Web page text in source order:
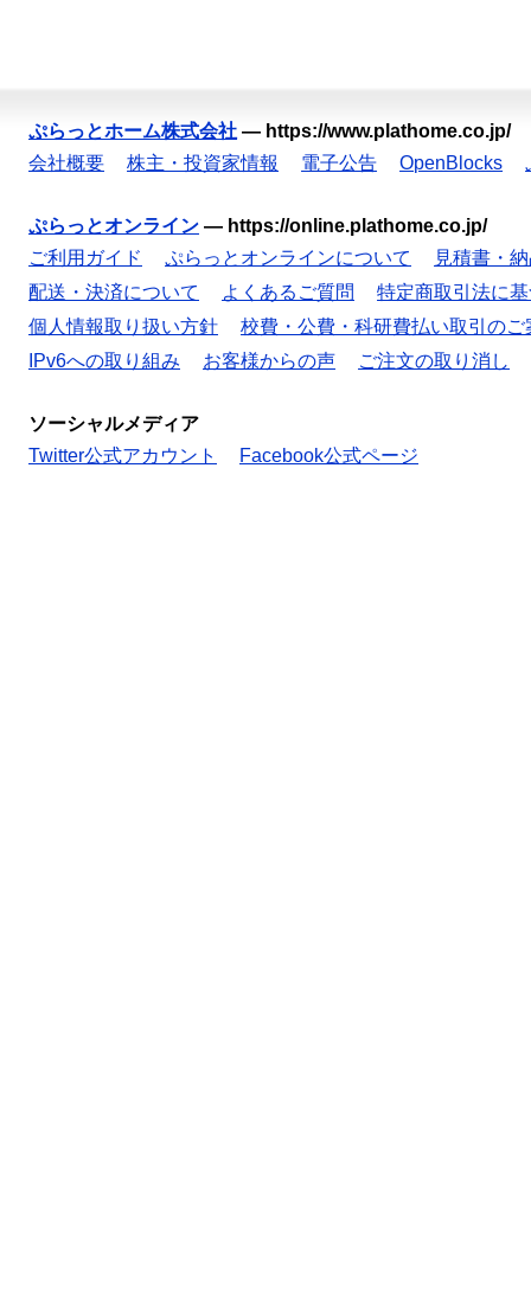
ぷらっとホーム株式会社 — https://www.plathome.co.jp/
会社概要
株主・投資家情報 電子公告 OpenBlocks
ぷらっとオンライン — https://online.plathome.co.jp/
ご利用ガイド
ぷらっとオンラインについて
見積書・
配送・決済について
よくあるご質問
特定商取引法に
個人情報取り扱い方針
校費・公費・科研費払い取引のご
IPv6への取り組み
お客様からの声 ご注文の取り消し
ソーシャルメディア
Twitter公式アカウント
Facebook公式ページ